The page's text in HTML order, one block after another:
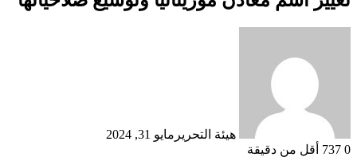
هيئة التحرير مايو 31, 2024
0
أقل من دقيقة